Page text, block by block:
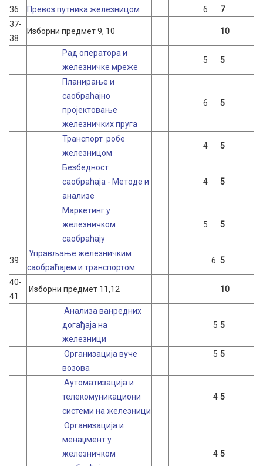
36 Превоз путника железницом 6
7
37-
38
Изборни предмет 9, 10 10
Рад оператора и
железничке мреже
5 5
Планирање и
саобраћајно
пројектовање
железничких пруга
6 5
Транспорт робе
железницом
4 5
Безбедност
саобраћаја - Mетоде и
анализе
4 5
Маркетинг у
железничком
саобраћају
5 5
39
Управљање железничким
саобраћајем и транспортом
6 5
40-
41
Изборни предмет 11,12 10
Анализа ванредних
догађаја на
железници
5 5
Организација вуче
возова
5 5
Аутоматизација и
телекомуникациони
системи на железници
4 5
Организација и
менаџмент у
железничком
4 5